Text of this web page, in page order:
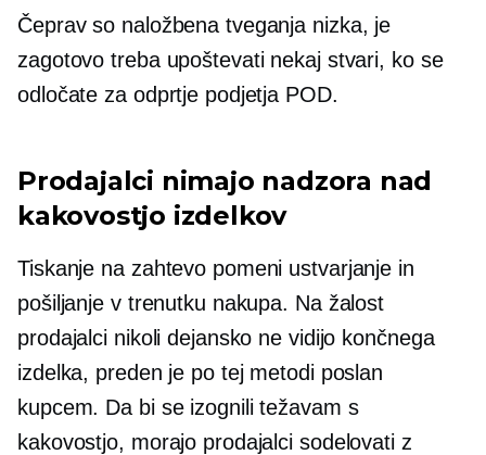
Čeprav so naložbena tveganja nizka, je
zagotovo treba upoštevati nekaj stvari, ko se
odločate za odprtje podjetja POD.
Prodajalci nimajo nadzora nad
kakovostjo izdelkov
Tiskanje na zahtevo pomeni ustvarjanje in
pošiljanje v trenutku nakupa. Na žalost
prodajalci nikoli dejansko ne vidijo končnega
izdelka, preden je po tej metodi poslan
kupcem. Da bi se izognili težavam s
kakovostjo, morajo prodajalci sodelovati z